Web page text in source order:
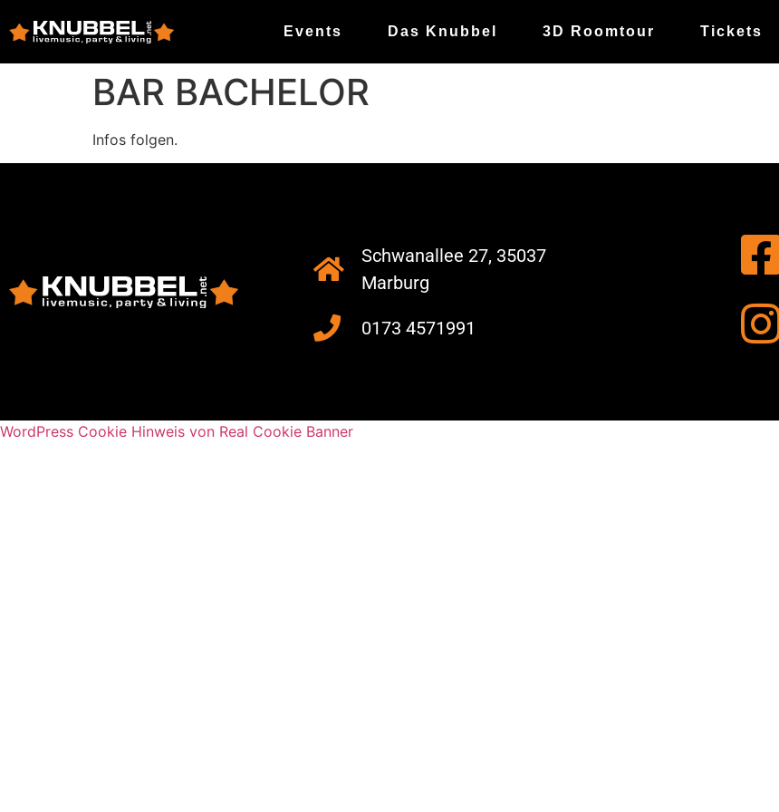
Events Das Knubbel 3D Roomtour Tickets
BAR BACHELOR
Infos folgen.
Schwanallee 27, 35037
Marburg
0173 4571991
WordPress Cookie Hinweis von Real Cookie Banner